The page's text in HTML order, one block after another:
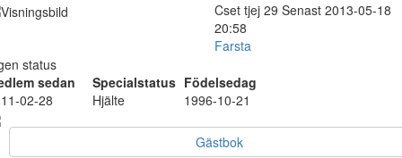
Cset tjej 29 Senast 2013-05-18
20:58
Farsta
status
sedan
Specialstatus Födelsedag
02-28
Hjälte 1996-10-21
Gästbok